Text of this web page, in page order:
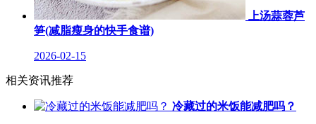
上汤蒜蓉芦
笋(减脂瘦身的快手食谱)
2026-02-15
相关资讯推荐
冷藏过的米饭能减肥吗？